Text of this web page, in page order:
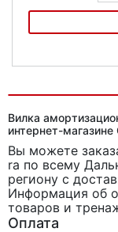
Вилка
интернет-
Вы можете
ra по всему
региону с
Информация об
товаров и
Оплата